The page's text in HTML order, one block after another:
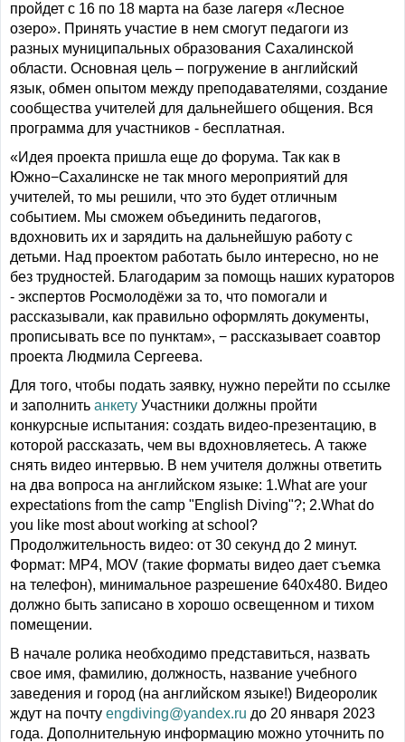
пройдет с 16 по 18 марта на базе лагеря «Лесное
озеро». Принять участие в нем смогут педагоги из
разных муниципальных образования Сахалинской
области. Основная цель – погружение в английский
язык, обмен опытом между преподавателями, создание
сообщества учителей для дальнейшего общения. Вся
программа для участников - бесплатная.
«Идея проекта пришла еще до форума. Так как в
Южно−Сахалинске не так много мероприятий для
учителей, то мы решили, что это будет отличным
событием. Мы сможем объединить педагогов,
вдохновить их и зарядить на дальнейшую работу с
детьми. Над проектом работать было интересно, но не
без трудностей. Благодарим за помощь наших кураторов
- экспертов Росмолодёжи за то, что помогали и
рассказывали, как правильно оформлять документы,
прописывать все по пунктам», − рассказывает соавтор
проекта Людмила Сергеева.
Для того, чтобы подать заявку, нужно перейти по ссылке
и заполнить анкету Участники должны пройти
конкурсные испытания: создать видео-презентацию, в
которой рассказать, чем вы вдохновляетесь. А также
снять видео интервью. В нем учителя должны ответить
на два вопроса на английском языке: 1.What are your
expectations from the camp "English Diving"?; 2.What do
you like most about working at school?
Продолжительность видео: от 30 секунд до 2 минут.
Формат: МР4, МОV (такие форматы видео дает съемка
на телефон), минимальное разрешение 640х480. Видео
должно быть записано в хорошо освещенном и тихом
помещении.
В начале ролика необходимо представиться, назвать
свое имя, фамилию, должность, название учебного
заведения и город (на английском языке!) Видеоролик
ждут на почту engdiving@yandex.ru до 20 января 2023
года. Дополнительную информацию можно уточнить по